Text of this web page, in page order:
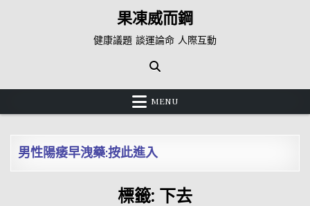
果凍威而鋼
健康議題 談運論命 人際互動
MENU
男性陽痿早洩藥:按此進入
標籤: 下去